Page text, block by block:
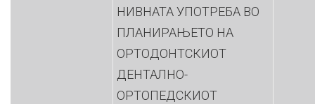
НИВНАТА УПОТРЕБА ВО
ПЛАНИРАЊЕТО НА
ОРТОДОНТСКИОТ
ДЕНТАЛНО-
ОРТОПЕДСКИОТ